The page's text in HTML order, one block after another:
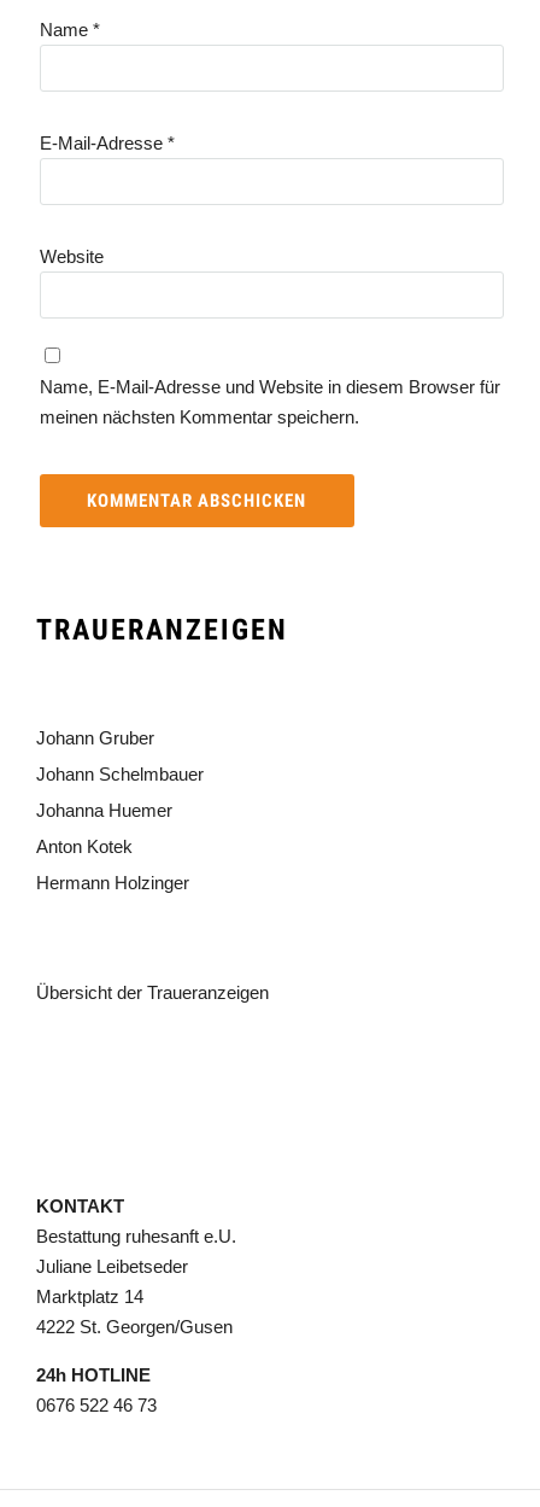
Name *
E-Mail-Adresse *
Website
Name, E-Mail-Adresse und Website in diesem Browser für
meinen nächsten Kommentar speichern.
TRAUERANZEIGEN
Johann Gruber
Johann Schelmbauer
Johanna Huemer
Anton Kotek
Hermann Holzinger
Übersicht der Traueranzeigen
KONTAKT
Bestattung ruhesanft e.U.
Juliane Leibetseder
Marktplatz 14
4222 St. Georgen/Gusen
24h HOTLINE
0676 522 46 73